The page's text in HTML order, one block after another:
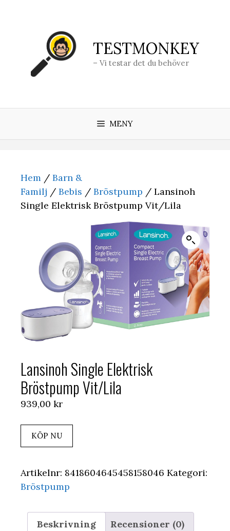
TESTMONKEY
– Vi testar det du behöver
MENY
Hem / Barn &
Familj / Bebis / Bröstpump / Lansinoh
Single Elektrisk Bröstpump Vit/Lila
Lansinoh Single Elektrisk
Bröstpump Vit/Lila
939,00 kr
KÖP NU
Artikelnr: 8418604645458158046 Kategori:
Bröstpump
Beskrivning Recensioner (0)